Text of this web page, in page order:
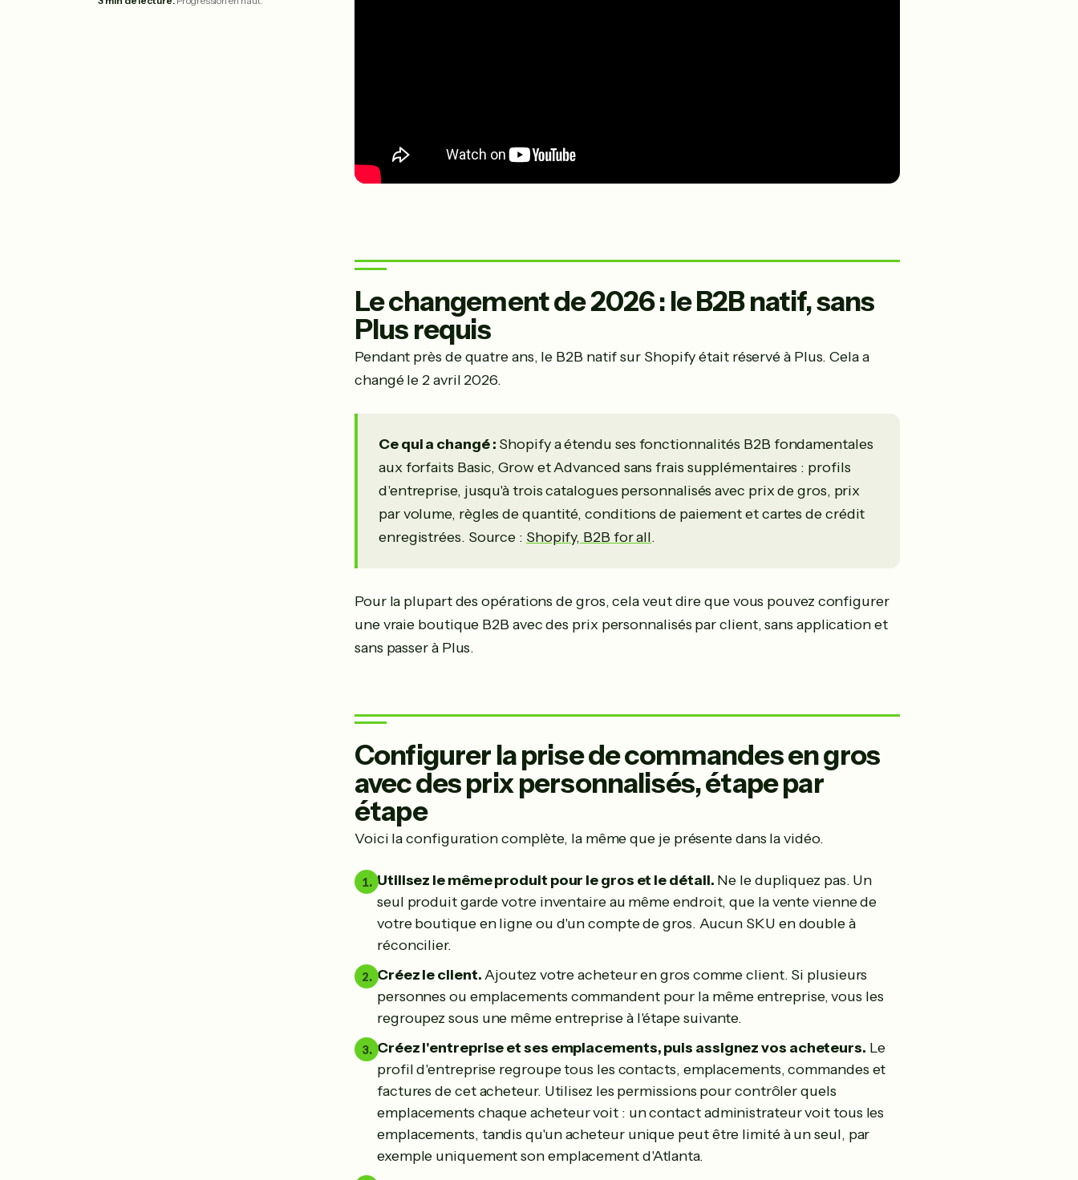
Le changement de 2026 : le B2B natif, sans
Plus requis
Pendant près de quatre ans, le B2B natif sur Shopify était réservé à Plus. Cela a
changé le 2 avril 2026.
Ce qui a changé : Shopify a étendu ses fonctionnalités B2B fondamentales
aux forfaits Basic, Grow et Advanced sans frais supplémentaires : profils
d'entreprise, jusqu'à trois catalogues personnalisés avec prix de gros, prix
par volume, règles de quantité, conditions de paiement et cartes de crédit
enregistrées. Source : Shopify, B2B for all.
Pour la plupart des opérations de gros, cela veut dire que vous pouvez configurer
une vraie boutique B2B avec des prix personnalisés par client, sans application et
sans passer à Plus.
Configurer la prise de commandes en gros
avec des prix personnalisés, étape par
étape
Voici la configuration complète, la même que je présente dans la vidéo.
Utilisez le même produit pour le gros et le détail. Ne le dupliquez pas. Un
seul produit garde votre inventaire au même endroit, que la vente vienne de
votre boutique en ligne ou d'un compte de gros. Aucun SKU en double à
réconcilier.
Créez le client.Ajoutez votre acheteur en gros comme client. Si plusieurs
personnes ou emplacements commandent pour la même entreprise, vous les
regroupez sous une même entreprise à l'étape suivante.
Créez l'entreprise et ses emplacements, puis assignez vos acheteurs. Le
profil d'entreprise regroupe tous les contacts, emplacements, commandes et
factures de cet acheteur. Utilisez les permissions pour contrôler quels
emplacements chaque acheteur voit : un contact administrateur voit tous les
emplacements, tandis qu'un acheteur unique peut être limité à un seul, par
exemple uniquement son emplacement d'Atlanta.